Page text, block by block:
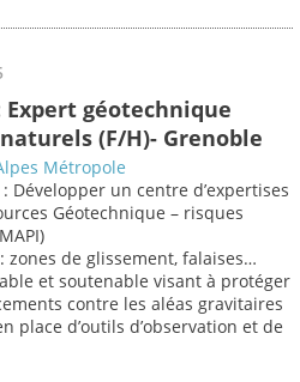
Expert géotechnique
(F/H)- Grenoble
Métropole
: Développer un centre d’expertises
Géotechnique – risques
zones de glissement, falaises…
et soutenable visant à protéger
contre les aléas gravitaires
place d’outils d’observation et de